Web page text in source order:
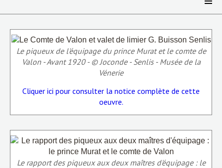
Le piqueux de l'équipage du prince Murat et le comte de
Valon - Avant 1920 - © Joconde - Senlis - Musée de la
Vénerie
Cliquer ici pour consulter la notice complète de cette
oeuvre.
Le rapport des piqueux aux deux maîtres d'équipage : le